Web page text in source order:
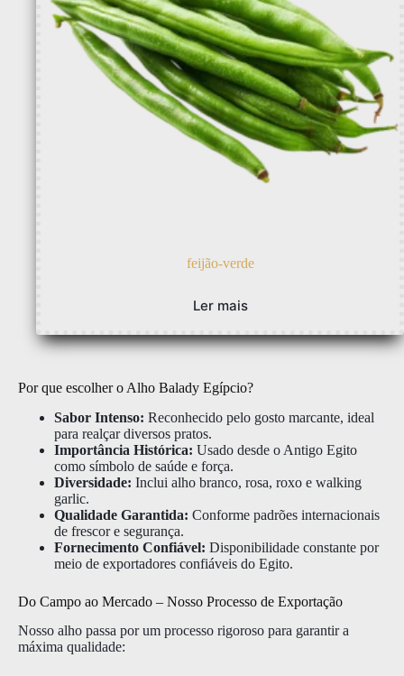
feijão-verde
Ler mais
Por que escolher o Alho Balady Egípcio?
Sabor Intenso: Reconhecido pelo gosto marcante, ideal
para realçar diversos pratos.
Importância Histórica: Usado desde o Antigo Egito
como símbolo de saúde e força.
Diversidade: Inclui alho branco, rosa, roxo e walking
garlic.
Qualidade Garantida: Conforme padrões internacionais
de frescor e segurança.
Fornecimento Confiável: Disponibilidade constante por
meio de exportadores confiáveis do Egito.
Do Campo ao Mercado – Nosso Processo de Exportação
Nosso alho passa por um processo rigoroso para garantir a
máxima qualidade: